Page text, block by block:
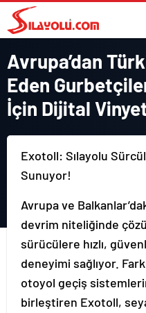
Avrupa’dan
Eden
İçin Dijital
Exotoll: Sılayolu
Sunuyor!
Avrupa ve
devrim niteliğinde
sürücülere hızlı,
deneyimi sağlıyor.
otoyol geçiş
birleştiren Exotoll,